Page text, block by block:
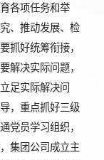
各项任务和举
、推动发展、检
抓好统筹衔接，
解决实际问题，
足实际解决问
，重点抓好三级
党员学习组织，
集团公司成立主